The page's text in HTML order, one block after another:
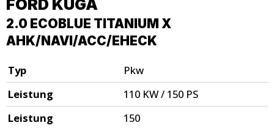
FORD KUGA
2.0 ECOBLUE TITANIUM X
AHK/NAVI/ACC/EHECK
Typ
Pkw
Leistung
110 KW / 150 PS
Leistung
150